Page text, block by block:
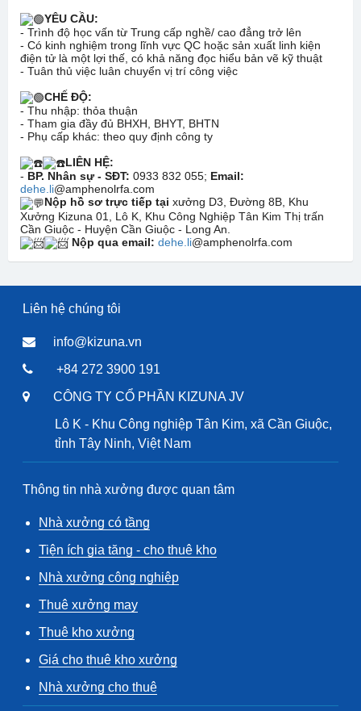
YÊU CẦU:
- Trình độ học vấn từ Trung cấp nghề/ cao đẳng trở lên
- Có kinh nghiệm trong lĩnh vực QC hoặc sản xuất linh kiện
điện tử là một lợi thế, có khả năng đọc hiểu bản vẽ kỹ thuật
- Tuân thủ việc luân chuyển vị trí công việc
CHẾ ĐỘ:
- Thu nhập: thỏa thuận
- Tham gia đầy đủ BHXH, BHYT, BHTN
- Phụ cấp khác: theo quy định công ty
LIÊN HỆ:
- BP. Nhân sự - SĐT: 0933 832 055; Email:
dehe.li@amphenolrfa.com
Nộp hồ sơ trực tiếp tại xưởng D3, Đường 8B, Khu
Xưởng Kizuna 01, Lô K, Khu Công Nghiệp Tân Kim Thị trấn
Cần Giuộc - Huyện Cần Giuộc - Long An.
Nộp qua email: dehe.li@amphenolrfa.com
Liên hệ chúng tôi
info@kizuna.vn
+84 272 3900 191
CÔNG TY CỔ PHẦN KIZUNA JV
Lô K - Khu Công nghiệp Tân Kim, xã Cần Giuộc,
tỉnh Tây Ninh, Việt Nam
Thông tin nhà xưởng được quan tâm
Nhà xưởng có tầng
Tiện ích gia tăng - cho thuê kho
Nhà xưởng công nghiệp
Thuê xưởng may
Thuê kho xưởng
Giá cho thuê kho xưởng
Nhà xưởng cho thuê